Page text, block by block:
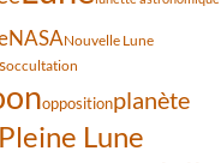
NASANouvelle Lune
occultation
oppositionplanète
Pleine Lune